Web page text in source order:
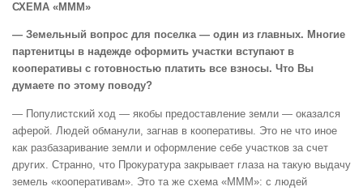
СХЕМА «МММ»
— Земельный вопрос для поселка — один из главных. Многие
партенитцы в надежде оформить участки вступают в
кооперативы с готовностью платить все взносы. Что Вы
думаете по этому поводу?
— Популистский ход — якобы предоставление земли — оказался
аферой. Людей обманули, загнав в кооперативы. Это не что иное
как разбазаривание земли и оформление себе участков за счет
других. Странно, что Прокуратура закрывает глаза на такую выдачу
земель «кооперативам». Это та же схема «МММ»: с людей